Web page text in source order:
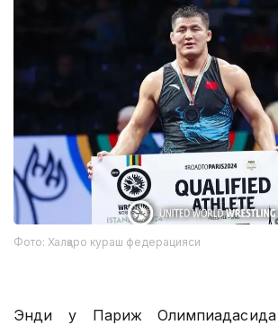
Фото: Халқаро кураш федерацияси
Энди у Париж